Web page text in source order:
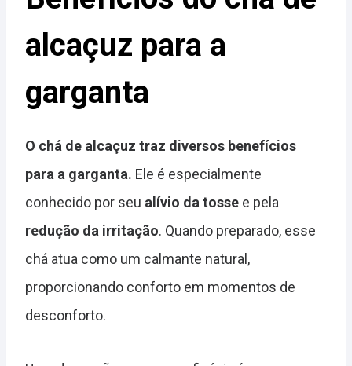
alcaçuz para a
garganta
O chá de alcaçuz traz diversos benefícios
para a garganta. Ele é especialmente
conhecido por seu alívio da tosse e pela
redução da irritação. Quando preparado, esse
chá atua como um calmante natural,
proporcionando conforto em momentos de
desconforto.